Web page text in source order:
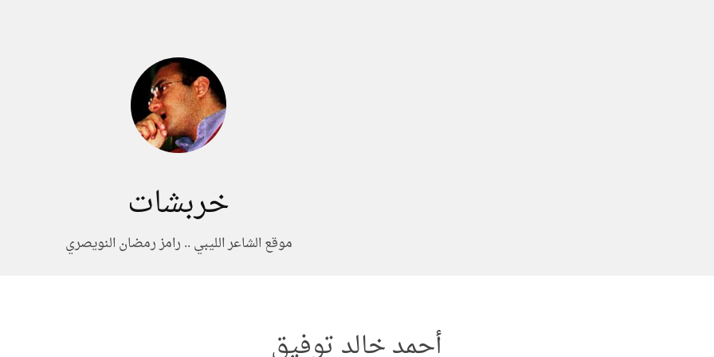
خربشات
موقع الشاعر الليبي .. رامز رمضان النويصري
أحمد خالد توفيق